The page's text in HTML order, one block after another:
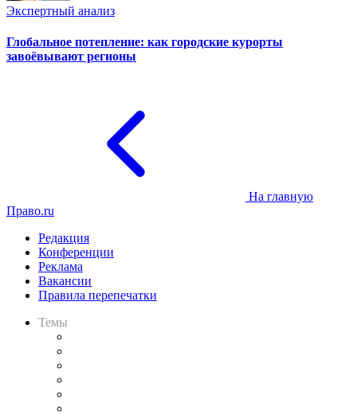
Экспертный анализ
Глобальное потепление: как городские курорты
завоёвывают регионы
На главную
Право.ru
Редакция
Конференции
Реклама
Вакансии
Правила перепечатки
Темы